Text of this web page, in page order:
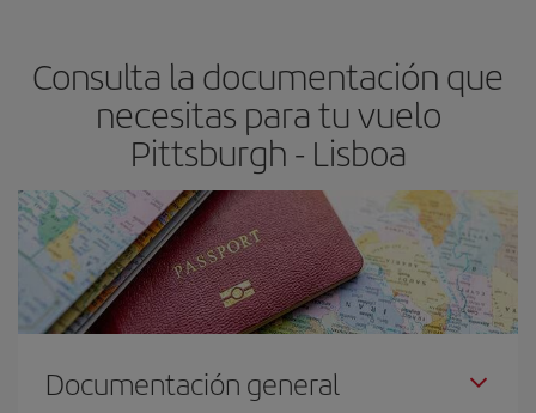
Consulta la documentación que
necesitas para tu vuelo
Pittsburgh - Lisboa
Documentación general